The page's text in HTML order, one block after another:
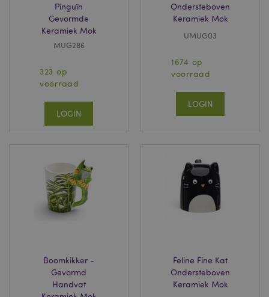
Pinguïn
Gevormde
Keramiek Mok
MUG286
323 op
voorraad
LOGIN
Ondersteboven
Keramiek Mok
UMUG03
1674 op
voorraad
LOGIN
Boomkikker -
Gevormd
Handvat
Feline Fine Kat
Ondersteboven
Keramiek Mok